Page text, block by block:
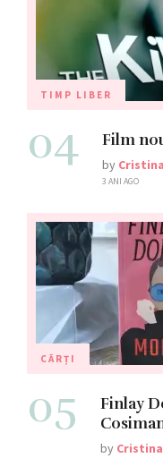
TIMP LIBER
04 Film
by
3 ANI AGO
CĂRȚI
05
Finlay
by